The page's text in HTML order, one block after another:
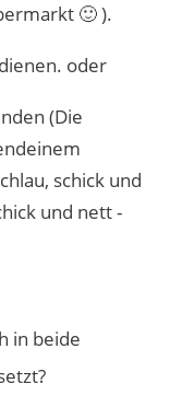
🙂 ).
oder
(Die
schick und
und nett -
in beide